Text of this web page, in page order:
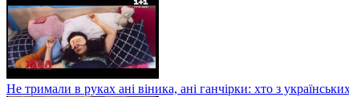
Не тримали в руках ані віника, ані ганчірки: хто з